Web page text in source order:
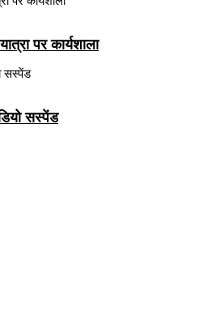
पर कार्यशाला
सस्पेंड